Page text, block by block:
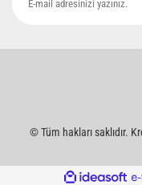
© Tüm hakları saklıdır.